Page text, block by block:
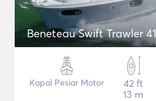
Beneteau Swift Trawler 41
Kapal Pesiar Motor
42 ft
13 m